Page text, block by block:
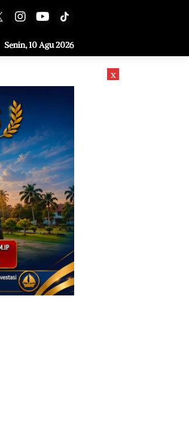
Bisnis Video
Senin, 10 Agu 2026
x